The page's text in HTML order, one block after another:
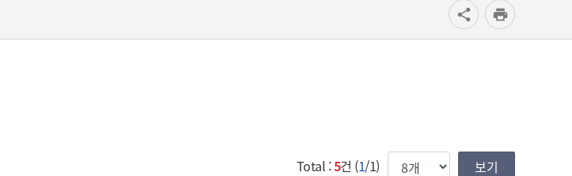
공유
share print
Total :5건 (1/1) 한번에 보여질 게시물 갯수